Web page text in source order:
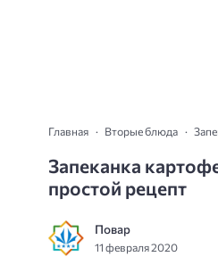
Главная Вторые блюда
Запеканка
простой рецепт
Повар
11 февраля 2020